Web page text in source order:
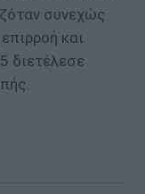
συνεχώς
και
διετέλεσε